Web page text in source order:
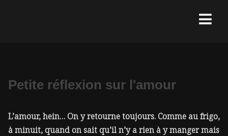
Petite réflexion sur l'amour
L’amour, hein… On y retourne toujours. Comme au frigo,
à minuit, quand on sait qu’il n’y a rien à y manger mais